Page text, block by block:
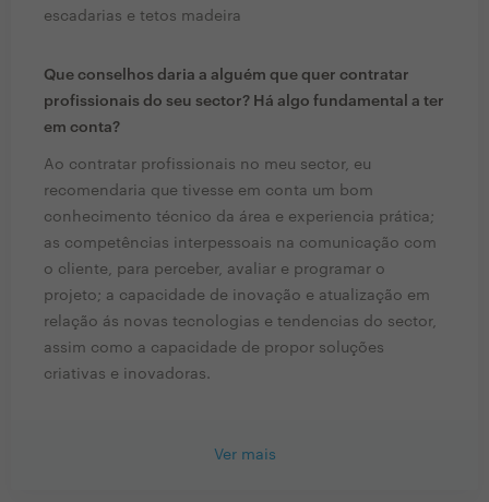
escadarias e tetos madeira
Que conselhos daria a alguém que quer contratar
profissionais do seu sector? Há algo fundamental a ter
em conta?
Ao contratar profissionais no meu sector, eu
recomendaria que tivesse em conta um bom
conhecimento técnico da área e experiencia prática;
as competências interpessoais na comunicação com
o cliente, para perceber, avaliar e programar o
projeto; a capacidade de inovação e atualização em
relação ás novas tecnologias e tendencias do sector,
assim como a capacidade de propor soluções
criativas e inovadoras.
Ver mais